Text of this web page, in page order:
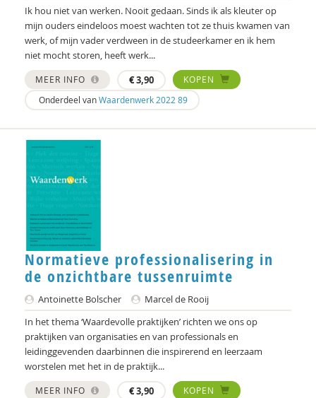
Ik hou niet van werken. Nooit gedaan. Sinds ik als kleuter op
mijn ouders eindeloos moest wachten tot ze thuis kwamen van
werk, of mijn vader verdween in de studeerkamer en ik hem
niet mocht storen, heeft werk...
MEER INFO €3,90
KOPEN
Onderdeel vanWaardenwerk 2022 89
Normatieve professionalisering in
de onzichtbare tussenruimte
Antoinette Bolscher
Marcel de Rooij
In het thema ‘Waardevolle praktijken’ richten we ons op
praktijken van organisaties en van professionals en
leidinggevenden daarbinnen die inspirerend en leerzaam
worstelen met het in de praktijk...
MEER INFO €3,90
KOPEN